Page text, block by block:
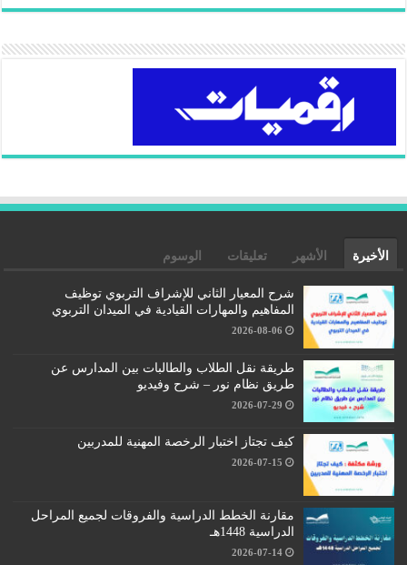
الأخيرة الأشهر تعليقات الوسوم
شرح المعيار الثاني للإشراف التربوي توظيف
المفاهيم والمهارات القيادية في الميدان التربوي
2026-08-06
طريقة نقل الطلاب والطالبات بين المدارس عن
طريق نظام نور – شرح وفيديو
2026-07-29
كيف تجتاز اختبار الرخصة المهنية للمدربين
2026-07-15
مقارنة الخطط الدراسية والفروقات لجميع المراحل
الدراسية 1448هـ
2026-07-14